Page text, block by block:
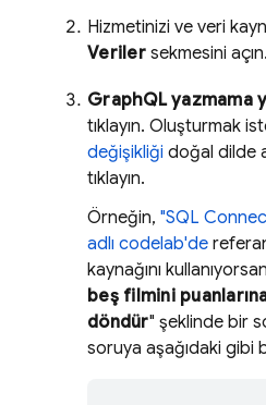
Hizmetinizi ve veri
Verilersekmesini açın.
GraphQL yazmama
tıklayın. Oluşturmak
değişikliği doğal dilde
tıklayın.
Örneğin, "SQL
adlı codelab'de
kaynağını
beş filmini
döndür" şeklinde bir
soruya aşağıdaki gibi